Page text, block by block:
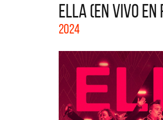
ELLA (EN VIVO EN
2024
La colección